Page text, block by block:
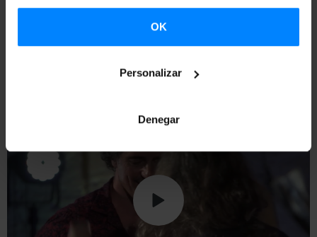
OK
Personalizar
Denegar
Aceptar cookies